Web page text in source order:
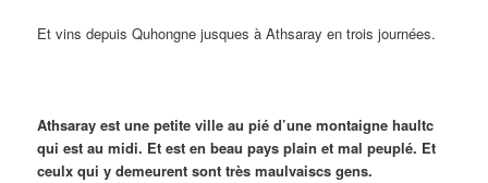
Et vins depuis Quhongne jusques à Athsaray en trois journées.
Athsaray est une petite ville au pié d’une montaigne haultc
qui est au midi. Et est en beau pays plain et mal peuplé. Et
ceulx qui y demeurent sont très maulvaiscs gens.